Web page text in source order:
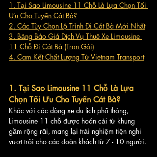
1. Tại Sao Limousine 11 Chỗ Là Lựa Chọn Tối
Ưu Cho Tuyến Cát Bà?
2. Các Tùy Chọn Lộ Trình Đi Cát Bà Mới Nhất
3. Bảng Báo Giá Dịch Vụ Thuê Xe Limousine
11 Chỗ Đi Cát Bà (Trọn Gói)
4. Cam Kết Chất Lượng Từ Vietnam Transport
1. Tại Sao Limousine 11 Chỗ Là Lựa
Chọn Tối Ưu Cho Tuyến Cát Bà?
Khác với các dòng xe du lịch phổ thông,
Limousine 11 chỗ được hoán cải từ khung
gầm rộng rãi, mang lại trải nghiệm tiện nghi
vượt trội cho các đoàn khách từ 7 - 10 người.